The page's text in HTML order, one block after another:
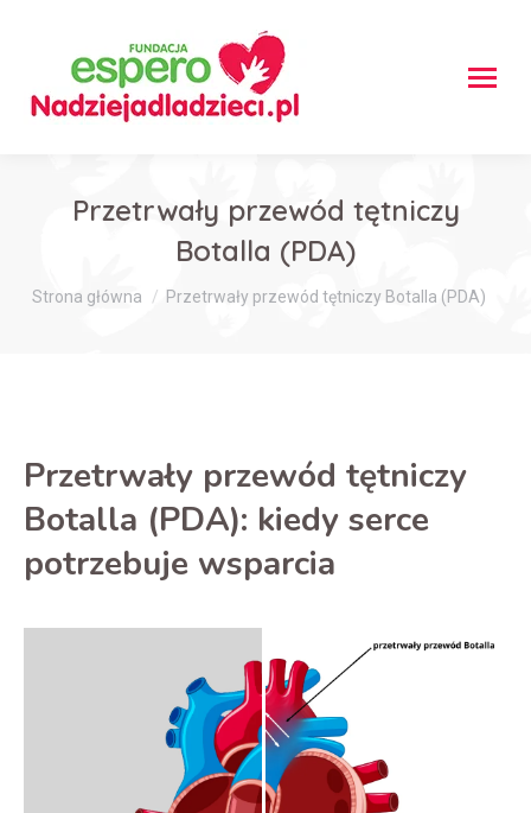
Przetrwały przewód tętniczy
Botalla (PDA)
Jesteś tutaj:
Strona główna Przetrwały przewód tętniczy Botalla (PDA)
Przetrwały przewód tętniczy
Botalla (PDA): kiedy serce
potrzebuje wsparcia